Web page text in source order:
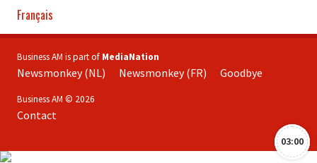
03:00
Français
Business AM is part of MediaNation
Newsmonkey (NL) Newsmonkey (FR) Goodbye
Business AM © 2026
Contact